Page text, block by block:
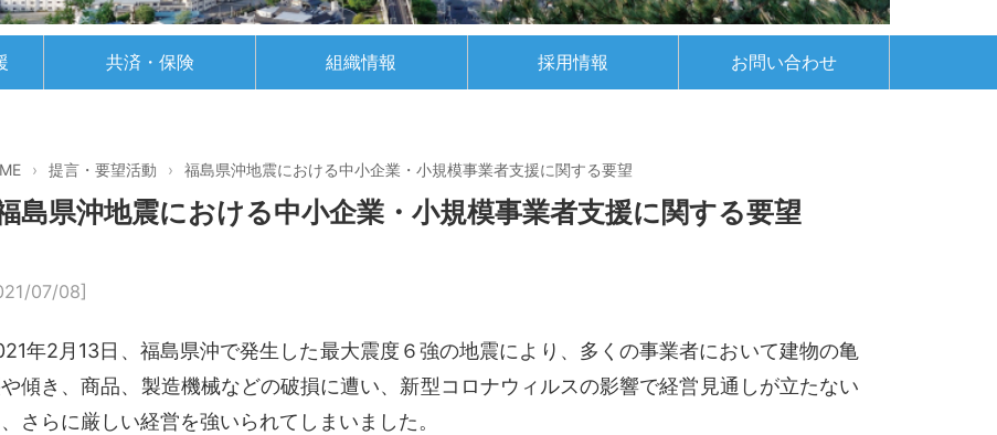
共済・保険 組織情報 採用情報 お問い合わせ
提言・要望活動 福島県沖地震における中小企業・小規模事業者支援に関する要望
島県沖地震における中小企業・小規模事業者支援に関する要望
07/08]
年2月13日、福島県沖で発生した最大震度６強の地震により、多くの事業者において建物の亀
傾き、商品、製造機械などの破損に遭い、新型コロナウィルスの影響で経営見通しが立たない
さらに厳しい経営を強いられてしまいました。